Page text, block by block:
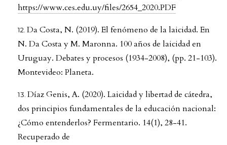
https://www.ces.edu.uy/files/2654_2020.PDF
Da Costa, N. (2019). El fenómeno de la laicidad. En
N. Da Costa y M. Maronna. 100 años de laicidad en
Uruguay. Debates y procesos (1934-2008), (pp. 21-103).
Montevideo: Planeta.
Díaz Genis, A. (2020). Laicidad y libertad de cátedra,
dos principios fundamentales de la educación nacional:
¿Cómo entenderlos? Fermentario. 14(1), 28-41.
Recuperado de